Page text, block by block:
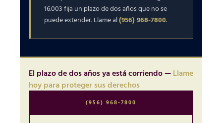
16.003 fija un plazo de dos años que no se
puede extender. Llame al(956) 968-7800.
El plazo de dos años ya está corriendo — Llame
hoy para proteger sus derechos
(956) 968-7800